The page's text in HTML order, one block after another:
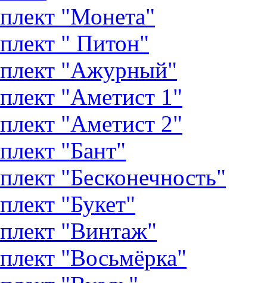
"Монета"
" Питон"
"Ажурный"
"Аметист 1"
"Аметист 2"
"Бант"
"Бесконечность"
"Букет"
"Винтаж"
"Восьмёрка"